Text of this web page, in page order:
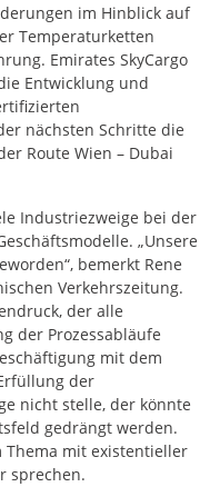
im Hinblick auf
Temperaturketten
Emirates SkyCargo
Entwicklung und
nächsten Schritte die
Route Wien – Dubai
Industriezweige bei der
„Unsere
bemerkt Rene
Verkehrszeitung.
der alle
der Prozessabläufe
mit dem
der
nicht stelle, der könnte
gedrängt werden.
Thema mit existentieller
sprechen.